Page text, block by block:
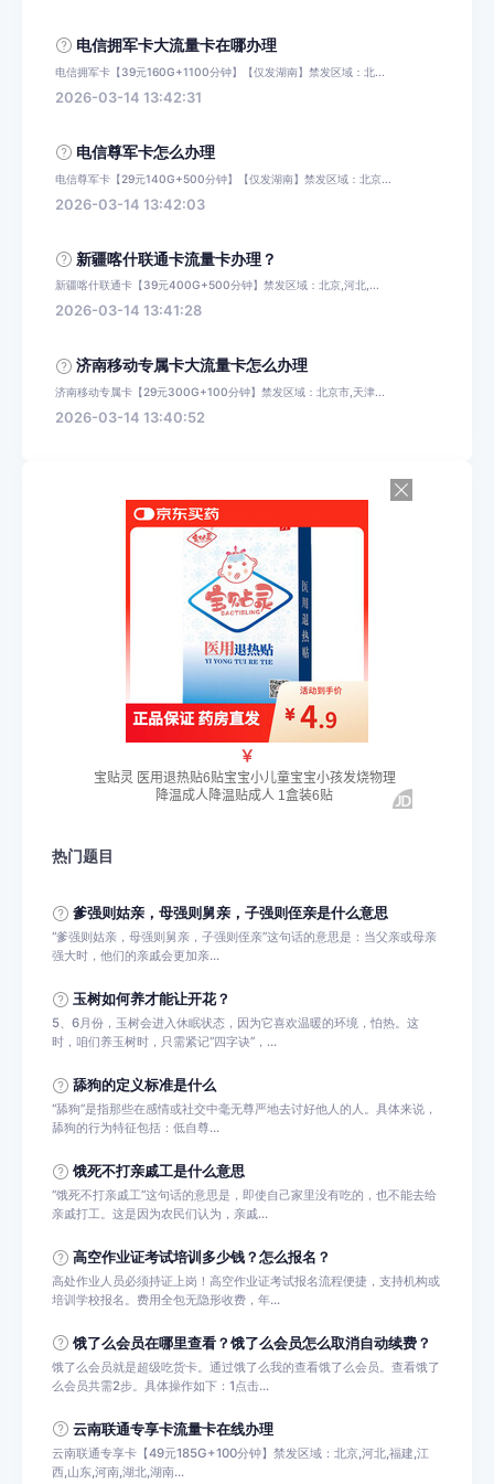
电信拥军卡大流量卡在哪办理
电信拥军卡【39元160G+1100分钟】【仅发湖南】禁发区域：北...
2026-03-14 13:42:31
电信尊军卡怎么办理
电信尊军卡【29元140G+500分钟】【仅发湖南】禁发区域：北京...
2026-03-14 13:42:03
新疆喀什联通卡流量卡办理？
新疆喀什联通卡【39元400G+500分钟】禁发区域：北京,河北,...
2026-03-14 13:41:28
济南移动专属卡大流量卡怎么办理
济南移动专属卡【29元300G+100分钟】禁发区域：北京市,天津...
2026-03-14 13:40:52
热门题目
爹强则姑亲，‌母强则舅亲，‌子强则侄亲是什么意思
‌“‌爹强则姑亲，‌母强则舅亲，‌子强则侄亲”这句话的意思是：当父亲或母亲
强大时，他们的亲戚会更加亲...
玉树如何养才能让开花？
5、6月份，玉树会进入休眠状态，因为它喜欢温暖的环境，怕热。这
时，咱们养玉树时，只需紧记“四字诀”，...
舔狗的定义标准是什么
‌“舔狗”是指那些在感情或社交中毫无尊严地去讨好他人的人。‌具体来说，
舔狗的行为特征包括：‌‌低自尊...
饿死不打亲戚工是什么意思
“饿死不打亲戚工”这句话的意思是，即使自己家里没有吃的，也不能去给
亲戚打工。这是因为农民们认为，亲戚...
高空作业证考试培训多少钱？怎么报名？
高处作业人员必须持证上岗！高空作业证考试报名流程便捷，支持机构或
培训学校报名。费用全包无隐形收费，年...
饿了么会员在哪里查看？饿了么会员怎么取消自动续费？
饿了么会员就是超级吃货卡。通过饿了么我的查看饿了么会员。查看饿了
么会员共需2步。具体操作如下：1点击...
云南联通专享卡流量卡在线办理
云南联通专享卡【49元185G+100分钟】禁发区域：北京,河北,福建,江
西,山东,河南,湖北,湖南...